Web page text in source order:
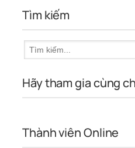
Tìm kiếm
Hãy tham gia cùng
Thành viên Online